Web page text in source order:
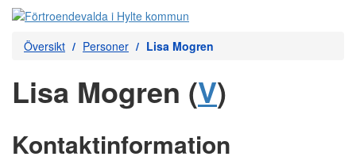
Översikt Personer Lisa Mogren
Lisa Mogren (V)
Kontaktinformation